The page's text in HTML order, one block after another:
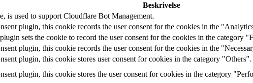
Beskrivelse
is used to support Cloudflare Bot Management.
plugin, this cookie records the user consent for the cookies in the
sets the cookie to record the user consent for the cookies in the category
plugin, this cookie records the user consent for the cookies in the
plugin, this cookie stores user consent for cookies in the category "Others".
plugin, this cookie stores the user consent for cookies in the category